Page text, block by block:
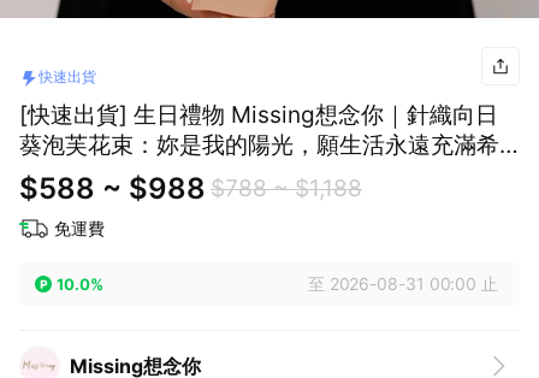
快速出貨
[快速出貨] 生日禮物 Missing想念你｜針織向日
葵泡芙花束：妳是我的陽光，願生活永遠充滿希
望
$588 ~ $988 $788 ~ $1,188
免運費
10.0% 至 2026-08-31 00:00 止
Missing想念你